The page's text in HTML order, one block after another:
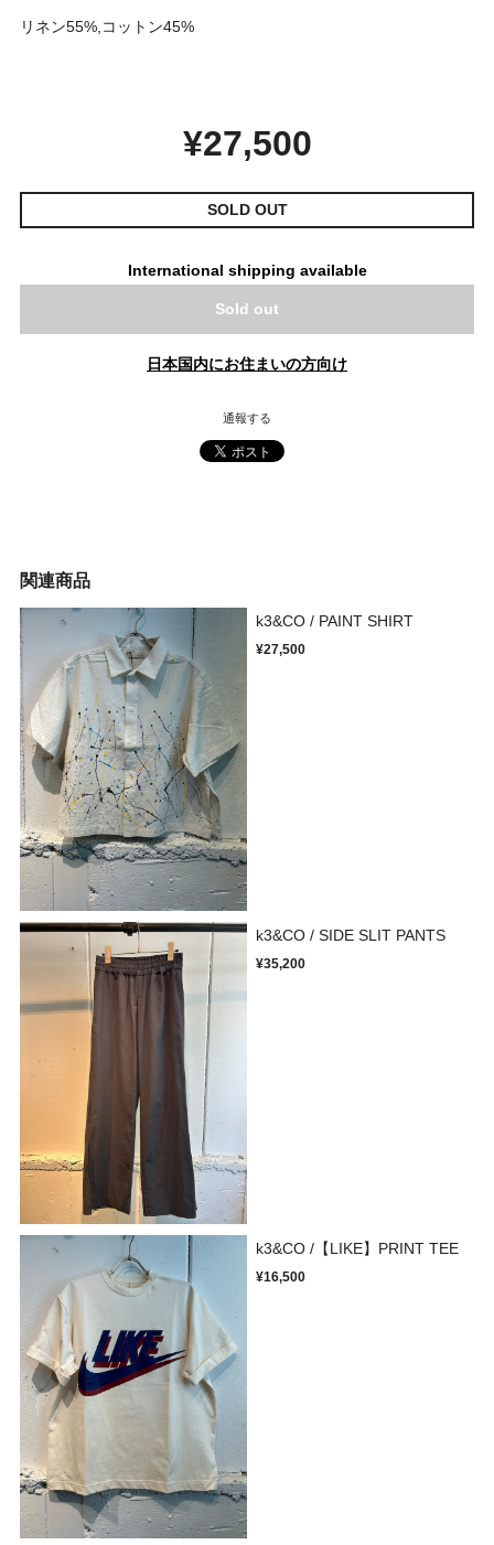
リネン55%,コットン45%
¥27,500
SOLD OUT
International shipping available
Sold out
日本国内にお住まいの方向け
通報する
関連商品
k3&CO / PAINT SHIRT
¥27,500
k3&CO / SIDE SLIT PANTS
¥35,200
k3&CO /【LIKE】PRINT TEE
¥16,500